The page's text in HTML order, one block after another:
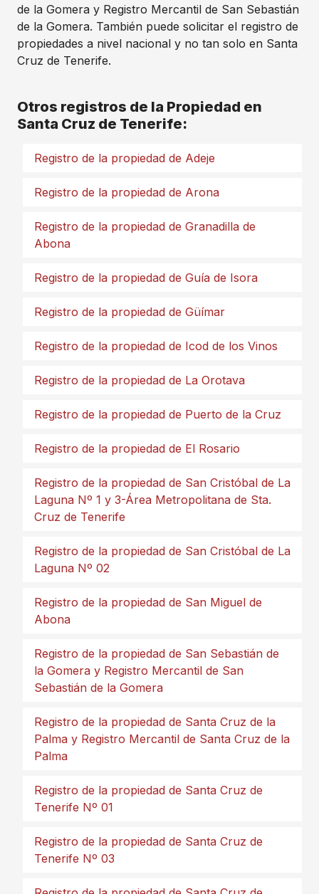
de la Gomera y Registro Mercantil de San Sebastián
de la Gomera. También puede solicitar el registro de
propiedades a nivel nacional y no tan solo en Santa
Cruz de Tenerife.
Otros registros de la Propiedad en
Santa Cruz de Tenerife:
Registro de la propiedad de Adeje
Registro de la propiedad de Arona
Registro de la propiedad de Granadilla de
Abona
Registro de la propiedad de Guía de Isora
Registro de la propiedad de Güímar
Registro de la propiedad de Icod de los Vinos
Registro de la propiedad de La Orotava
Registro de la propiedad de Puerto de la Cruz
Registro de la propiedad de El Rosario
Registro de la propiedad de San Cristóbal de La
Laguna Nº 1 y 3-Área Metropolitana de Sta.
Cruz de Tenerife
Registro de la propiedad de San Cristóbal de La
Laguna Nº 02
Registro de la propiedad de San Miguel de
Abona
Registro de la propiedad de San Sebastián de
la Gomera y Registro Mercantil de San
Sebastián de la Gomera
Registro de la propiedad de Santa Cruz de la
Palma y Registro Mercantil de Santa Cruz de la
Palma
Registro de la propiedad de Santa Cruz de
Tenerife Nº 01
Registro de la propiedad de Santa Cruz de
Tenerife Nº 03